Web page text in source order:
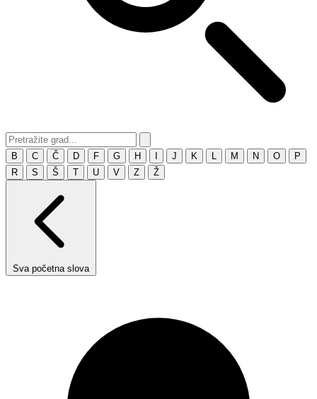
B C Č D F G H J K M N O
P
R
S Š T U V Z Ž
Sva početna slova